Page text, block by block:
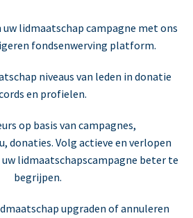
lidmaatschap campagne met ons
fondsenwerving platform.
niveaus van leden in donatie
en profielen.
op basis van campagnes,
donaties. Volg actieve en verlopen
uw lidmaatschapscampagne beter te
begrijpen.
upgraden of annuleren